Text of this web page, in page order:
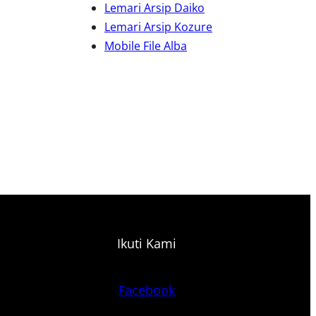
Lemari Arsip Daiko
Lemari Arsip Kozure
Mobile File Alba
Ikuti Kami
Facebook